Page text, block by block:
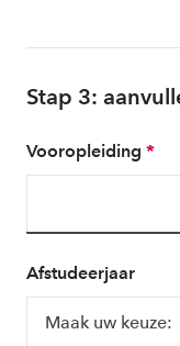
Stap 3:
Vooropleiding *
Afstudeerjaar